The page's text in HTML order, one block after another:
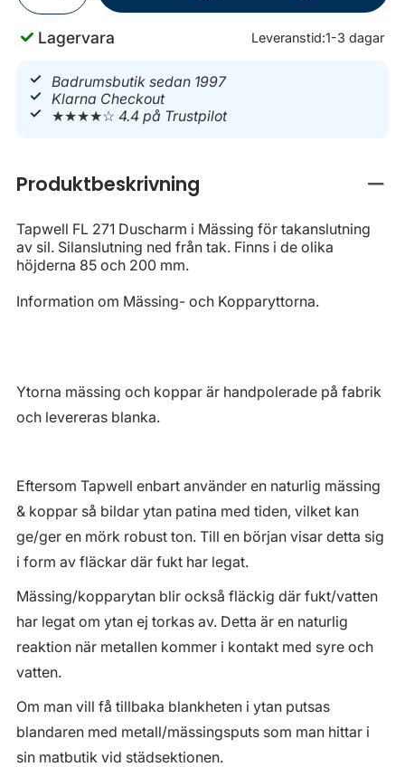
Lagervara Leveranstid:1-3 dagar
Badrumsbutik sedan 1997
Klarna Checkout
★★★★☆4.4 på Trustpilot
Produktbeskrivning
Tapwell FL 271 Duscharm i Mässing för takanslutning
av sil. Silanslutning ned från tak. Finns i de olika
höjderna 85 och 200 mm.
Information om Mässing- och Kopparyttorna.
Ytorna mässing och koppar är handpolerade på fabrik
och levereras blanka.
Eftersom Tapwell enbart använder en naturlig mässing
& koppar så bildar ytan patina med tiden, vilket kan
ge/ger en mörk robust ton. Till en början visar detta sig
i form av fläckar där fukt har legat.
Mässing/kopparytan blir också fläckig där fukt/vatten
har legat om ytan ej torkas av. Detta är en naturlig
reaktion när metallen kommer i kontakt med syre och
vatten.
Om man vill få tillbaka blankheten i ytan putsas
blandaren med metall/mässingsputs som man hittar i
sin matbutik vid städsektionen.